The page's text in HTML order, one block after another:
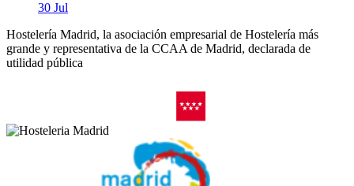
30 Jul
Hostelería Madrid, la asociación empresarial de Hostelería más
grande y representativa de la CCAA de Madrid, declarada de
utilidad pública